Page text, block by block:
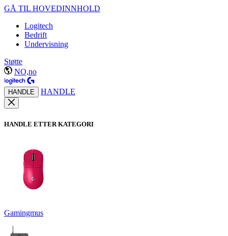
GÅ TIL HOVEDINNHOLD
Logitech
Bedrift
Undervisning
Støtte
NO,no
HANDLE HANDLE
HANDLE ETTER KATEGORI
Gamingmus